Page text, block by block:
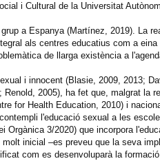
i Cultural de la Universitat
a Espanya (Martínez, 2019). La
als centres educatius com a
de llarga existència a
i innocent (Blasie, 2009, 2013;
2005), ha fet que, malgrat la
for Health Education, 2010) i
l'educació sexual a les
3/2020) que incorpora
inicial –es preveu que la seva
com es desenvoluparà la